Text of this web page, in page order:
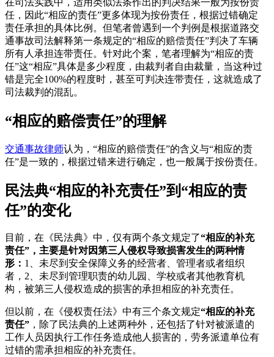
任，因此“相应的责任”更多体现为按份责任，根据过错确定
责任承担的具体比例。但笔者曾遇到一个判例是根据道路交
通事故司法解释第一条规定的“相应的赔偿责任”判决了车辆
所有人承担连带责任。针对此个案，笔者理解为“相应的责
任”这“相应”具体是多少程度，由裁判者自由裁量，当这种过
错是完全100%的程度时，甚至可判决连带责任，这就造成了
司法裁判的混乱。
“相应的赔偿责任”的理解
交通事故律师认为，“相应的赔偿责任”的含义与“相应的责
任”是一致的，根据过错来进行确定，也一般属于按份责任。
民法典“相应的补充责任”到“相应的责
任”的变化
目前，在《民法典》中，仅有两个条文规定了“相应的补充
责任”，主要是针对因第三人侵权导致损害发生的两种情
形： 1、未尽到安全保障义务的经营者、管理者或者组织
者，2、未尽到管理职责的幼儿园、学校或者其他教育机
构，被第三人侵权造成的损害的承担相应的补充责任。
但以前，在《侵权责任法》中有三个条文规定“相应的补充
责任” ，除了民法典的上述两种外，还包括了针对被派遣的
工作人员因执行工作任务造成他人损害的，劳务派遣单位有
过错的需承担相应的补充责任。